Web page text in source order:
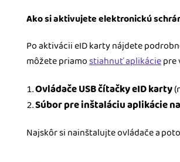
Ako si aktivujete elektronickú
Po aktivácii eID karty nájdete
môžete priamostiahnuť aplikáciepre
Ovládače USB čítačky eID karty
Súbor pre inštaláciu aplikácie
Najskôr si nainštalujte ovládače a